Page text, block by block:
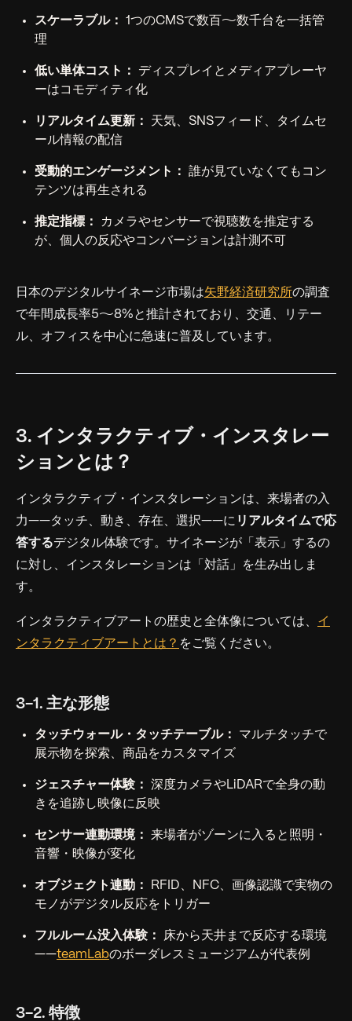
スケーラブル：
1つのCMSで数百〜数千台を一括管
理
低い単体コスト：
ディスプレイとメディアプレーヤ
ーはコモディティ化
リアルタイム更新：
天気、SNSフィード、タイムセ
ール情報の配信
受動的エンゲージメント：
誰が見ていなくてもコン
テンツは再生される
推定指標：
カメラやセンサーで視聴数を推定する
が、個人の反応やコンバージョンは計測不可
日本のデジタルサイネージ市場は矢野経済研究所の調査
で年間成長率5〜8%と推計されており、交通、リテー
ル、オフィスを中心に急速に普及しています。
3. インタラクティブ・インスタレー
ションとは？
インタラクティブ・インスタレーションは、来場者の入
力——タッチ、動き、存在、選択——に リアルタイムで応
答するデジタル体験です。サイネージが「表示」するの
に対し、インスタレーションは「対話」を生み出しま
す。
インタラクティブアートの歴史と全体像については、 イ
ンタラクティブアートとは？ をご覧ください。
3-1. 主な形態
タッチウォール・タッチテーブル：
マルチタッチで
展示物を探索、商品をカスタマイズ
ジェスチャー体験：
深度カメラやLiDARで全身の動
きを追跡し映像に反映
センサー連動環境：
来場者がゾーンに入ると照明・
音響・映像が変化
オブジェクト連動：
RFID、NFC、画像認識で実物の
モノがデジタル反応をトリガー
フルルーム没入体験：
床から天井まで反応する環境
——teamLabのボーダレスミュージアムが代表例
3-2. 特徴